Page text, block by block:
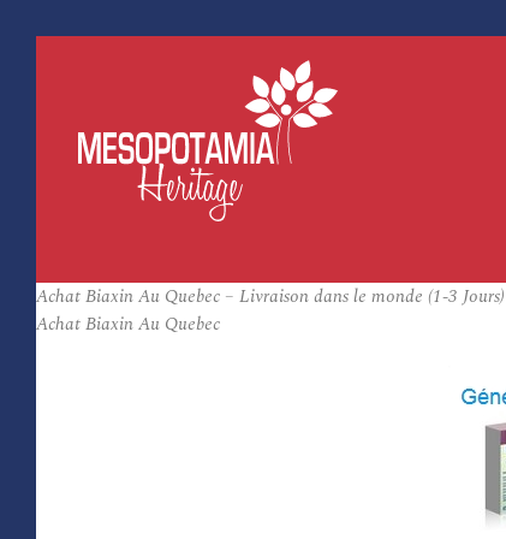
Achat Biaxin Au Quebec – Livraison dans le monde (1-3
Achat Biaxin Au Quebec